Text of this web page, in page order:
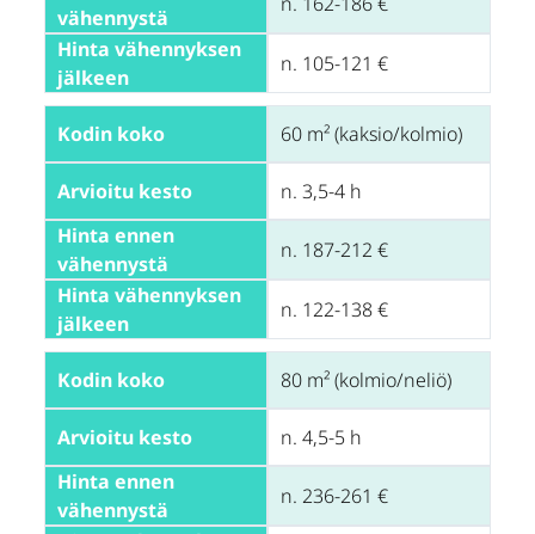
vähennystä
Hinta vähennyksen
jälkeen
n. 105-121 €
Kodin koko 60 m² (kaksio/kolmio)
Arvioitu kesto
n. 3,5-4 h
Hinta ennen
vähennystä
n. 187-212 €
Hinta vähennyksen
jälkeen
n. 122-138 €
Kodin koko 80 m² (kolmio/neliö)
Arvioitu kesto
n. 4,5-5 h
Hinta ennen
vähennystä
n. 236-261 €